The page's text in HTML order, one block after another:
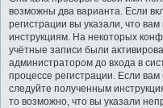
возможны два варианта. Если
регистрации вы указали, что
инструкциям. На некоторых
учётные записи были
администратором до входа в
процессе регистрации. Если
следуйте полученным
то возможно, что вы указали